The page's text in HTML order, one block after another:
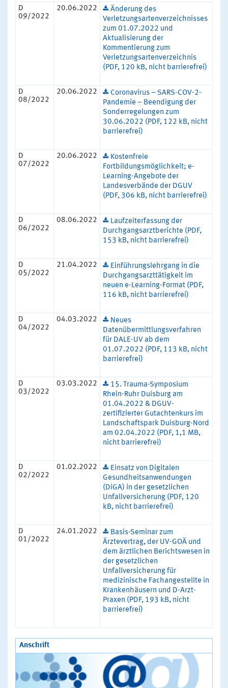
D
09/2022
20.06.2022
Änderung des
Verletzungsartenverzeichnisses
zum 01.07.2022 und
Aktualisierung der
Kommentierung zum
Verletzungsartenverzeichnis
(PDF, 120 kB, nicht barrierefrei)
D
08/2022
20.06.2022
Coronavirus – SARS-COV-2-
Pandemie – Beendigung der
Sonderregelungen zum
30.06.2022 (PDF, 122 kB, nicht
barrierefrei)
D
07/2022
20.06.2022
Kostenfreie
Fortbildungsmöglichkeit; e-
Learning-Angebote der
Landesverbände der DGUV
(PDF, 306 kB, nicht barrierefrei)
D
06/2022
08.06.2022
Laufzeiterfassung der
Durchgangsarztberichte (PDF,
153 kB, nicht barrierefrei)
D
05/2022
21.04.2022
Einführungslehrgang in die
Durchgangsarzttätigkeit im
neuen e-Learning-Format (PDF,
116 kB, nicht barrierefrei)
D
04/2022
04.03.2022
Neues
Datenübermittlungsverfahren
für DALE-UV ab dem
01.07.2022 (PDF, 113 kB, nicht
barrierefrei)
D
03/2022
03.03.2022
15. Trauma-Symposium
Rhein-Ruhr Duisburg am
01.04.2022 & DGUV-
zertifizierter Gutachtenkurs im
Landschaftspark Duisburg-Nord
am 02.04.2022 (PDF, 1,1 MB,
nicht barrierefrei)
D
02/2022
01.02.2022
Einsatz von Digitalen
Gesundheitsanwendungen
(DiGA) in der gesetzlichen
Unfallversicherung (PDF, 120
kB, nicht barrierefrei)
D
01/2022
24.01.2022
Basis-Seminar zum
Ärztevertrag, der UV-GOÄ und
dem ärztlichen Berichtswesen in
der gesetzlichen
Unfallversicherung für
medizinische Fachangestellte in
Krankenhäusern und D-Arzt-
Praxen (PDF, 193 kB, nicht
barrierefrei)
Anschrift